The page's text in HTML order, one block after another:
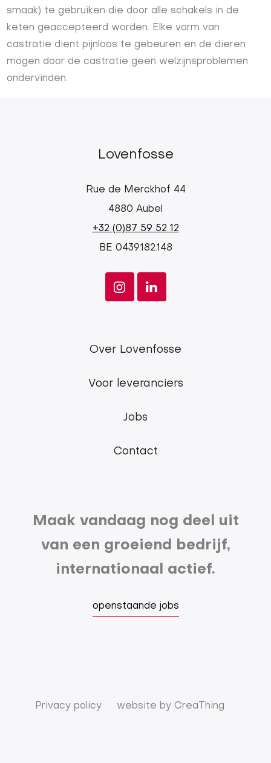
smaak) te gebruiken die door alle schakels in de
keten geaccepteerd worden. Elke vorm van
castratie dient pijnloos te gebeuren en de dieren
mogen door de castratie geen welzijnsproblemen
ondervinden.
Lovenfosse
Rue de Merckhof 44
4880 Aubel
+32 (0)87 59 52 12
BE 0439.182.148
Lovenfosse
menu
Over Lovenfosse
Voor leveranciers
Jobs
Contact
Maak vandaag nog deel uit
van een groeiend bedrijf,
internationaal actief.
openstaande jobs
Privacy policy website by CreaThing